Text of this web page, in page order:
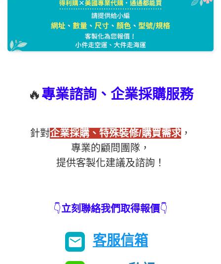
🔥專業諮詢、企業採購服務
針對企業採購、特殊裝修/購買需求 ，
專業的顧問團隊，
提供客製化建議及諮詢！
👇立刻聯絡我們取得報價👇
客服信箱